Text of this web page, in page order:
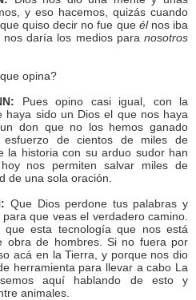
y eso hacemos, quizás cuando
quiso decir no fue que élnos iba
daría los medios para nosotros
opina?
Pues opino casi igual, con la
haya sido un Dios el que nos haya
don que no los hemos ganado
esfuerzo de cientos de miles de
la historia con su arduo sudor han
nos permiten salvar miles de
de una sola oración.
Que Dios perdone tus palabras y
que veas el verdadero camino.
esta tecnología que nos está
obra de hombres. Si no fuera por
acá en la Tierra, y porque nos dio
herramienta para llevar a cabo La
aquí hablando de esto y
animales.